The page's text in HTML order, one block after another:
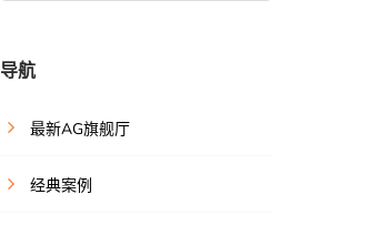
导航
最新AG旗舰厅
经典案例